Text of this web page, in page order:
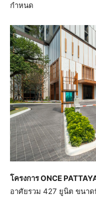
กำหนด
โครงการ ONCE
อาศัยรวม 427 ยูนิต ขนา